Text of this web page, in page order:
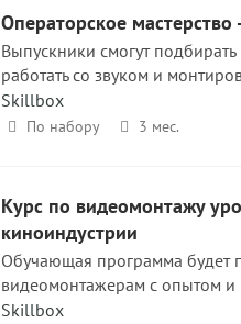
Операторское мастерство
Выпускники смогут
работать со звуком и
Skillbox
По набору 3 мес.
Курс по видеомонтажу
киноиндустрии
Обучающая программа будет
видеомонтажерам с опытом и
Skillbox